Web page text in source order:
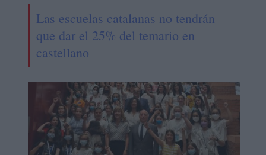
Las escuelas catalanas no tendrán
que dar el 25% del temario en
castellano